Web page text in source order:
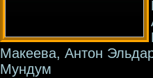
Макеева, Антон
Мундум